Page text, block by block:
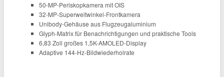
50-MP-Periskopkamera mit OIS
32-MP-Superweitwinkel-Frontkamera
Unibody-Gehäuse aus Flugzeugaluminium
Glyph-Matrix für Benachrichtigungen und praktische Tools
6,83 Zoll großes 1,5K-AMOLED-Display
Adaptive 144-Hz-Bildwiederholrate